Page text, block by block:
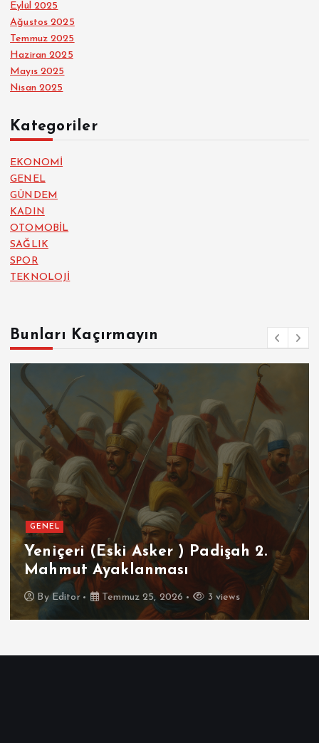
Eylül 2025
Ağustos 2025
Temmuz 2025
Haziran 2025
Mayıs 2025
Nisan 2025
Kategoriler
EKONOMİ
GENEL
GÜNDEM
KADIN
OTOMOBİL
SAĞLIK
SPOR
TEKNOLOJİ
Bunları Kaçırmayın
GENEL
Yeniçeri (Eski Asker ) Padişah 2.
Mahmut Ayaklanması
By Editor Temmuz 25, 2026 3 views